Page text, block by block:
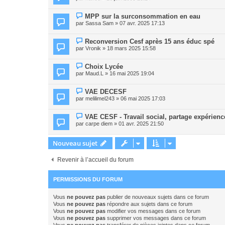
MPP sur la surconsommation en eau
par Sassa Sam » 07 avr. 2025 17:13
Reconversion Cesf après 15 ans éduc spé
par Vronik » 18 mars 2025 15:58
Choix Lycée
par Maud.L » 16 mai 2025 19:04
VAE DECESF
par melilimel243 » 06 mai 2025 17:03
VAE CESF - Travail social, partage
par carpe diem » 01 avr. 2025 21:50
Nouveau sujet
Revenir à l’accueil du forum
PERMISSIONS DU FORUM
Vous ne pouvez pas publier de nouveaux sujets dans ce forum
Vous ne pouvez pas répondre aux sujets dans ce forum
Vous ne pouvez pas modifier vos messages dans ce forum
Vous ne pouvez pas supprimer vos messages dans ce forum